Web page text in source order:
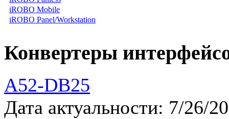
iROBO Mobile
iROBO Panel/Workstation
Конвертеры
A52-DB25
Дата актуальности: 7/26/